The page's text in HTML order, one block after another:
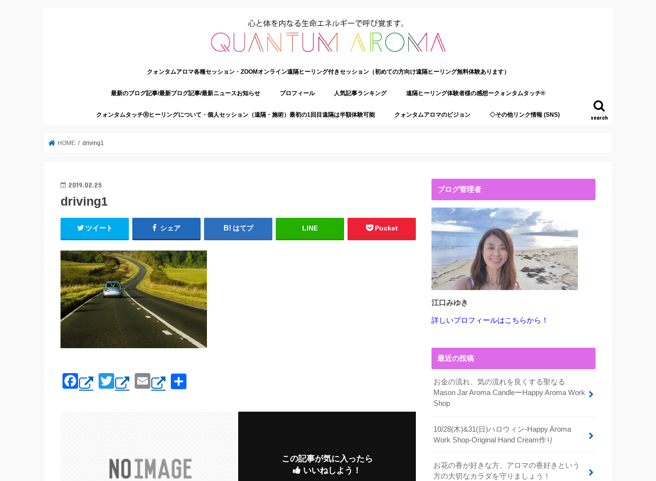
search
クォンタムアロマ各種セッション・ZOOMオンライン遠隔ヒーリング付きセッション（初めての方向け遠隔ヒーリング無料体験あります）
最新のブログ記事/最新ブログ記事/最新ニュースお知らせ プロフィール 人気記事ランキング 遠隔ヒーリング体験者様の感想ークォンタムタッチ®
クォンタムタッチⓇヒーリングについて・個人セッション（遠隔・施術）最初の1回目遠隔は半額体験可能 クォンタムアロマのビジョン ◇その他リンク情報 (SNS)
HOME driving1
2019.02.25
driving1
ツイート シェア はてブ LINE Pocket
F
a
T
wi
E
m
この記事が気に入ったら
いいねしよう！
ブログ管理者
江口みゆき
詳しいプロフィールはこちらから！
最近の投稿
お金の流れ、気の流れを良くする聖なる
Mason Jar Aroma CandleーHappy Aroma Work
Shop
10/28(木)&31(日)ハロウィン-Happy Aroma
Work Shop-Original Hand Cream作り
お花の香が好きな方、アロマの香好きという
方の大切なカラダを守りましょう！